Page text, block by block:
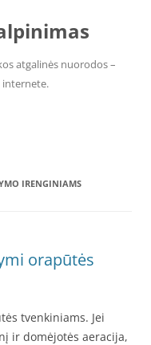
atgalinės nuorodos –
internete.
IRENGINIAMS
orapūtės
tvenkiniams. Jei
ir domėjotės aeracija,